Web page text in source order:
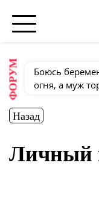
ФОРУМ
Боюсь
огня, а муж
Назад
Личный